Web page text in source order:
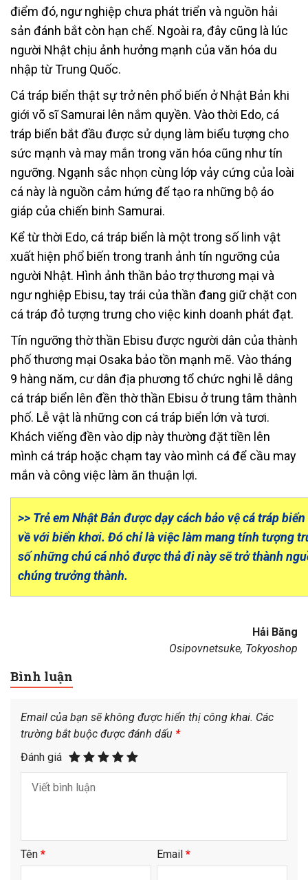
điểm đó, ngư nghiệp chưa phát triển và nguồn hải
sản đánh bắt còn hạn chế. Ngoài ra, đây cũng là lúc
người Nhật chịu ảnh hưởng mạnh của văn hóa du
nhập từ Trung Quốc.
Cá tráp biển thật sự trở nên phổ biến ở Nhật Bản khi
giới võ sĩ Samurai lên nắm quyền. Vào thời Edo, cá
tráp biển bắt đầu được sử dụng làm biểu tượng cho
sức mạnh và may mắn trong văn hóa cũng như tín
ngưỡng. Ngạnh sắc nhọn cùng lớp vảy cứng của loài
cá này là nguồn cảm hứng để tạo ra những bộ áo
giáp của chiến binh Samurai.
Kể từ thời Edo, cá tráp biển là một trong số linh vật
xuất hiện phổ biến trong tranh ảnh tín ngưỡng của
người Nhật. Hình ảnh thần bảo trợ thương mại và
ngư nghiệp Ebisu, tay trái của thần đang giữ chặt con
cá tráp đỏ tượng trưng cho việc kinh doanh phát đạt.
Tín ngưỡng thờ thần Ebisu được người dân của thành
phố thương mại Osaka bảo tồn mạnh mẽ. Vào tháng
9 hàng năm, cư dân địa phương tổ chức nghi lễ dâng
cá tráp biển lên đền thờ thần Ebisu ở trung tâm thành
phố. Lễ vật là những con cá tráp biển lớn và tươi.
Khách viếng đền vào dịp này thường đặt tiền lên
mình cá tráp hoặc chạm tay vào mình cá để cầu may
mắn và công việc làm ăn thuận lợi.
>> Trẻ em Nhật Bản được dạy cách bảo vệ cá tráp
về với biển khơi. Đó chỉ là việc làm mang tính tượng
số những chú cá nhỏ được thả đi này sẽ trở thành
chúng trưởng thành.
Hải Băng
Osipovnetsuke, Tokyoshop
Bình luận
Email của bạn sẽ không được hiển thị công khai. Các
trường bắt buộc được đánh dấu *
Đánh giá
Tên * Email *